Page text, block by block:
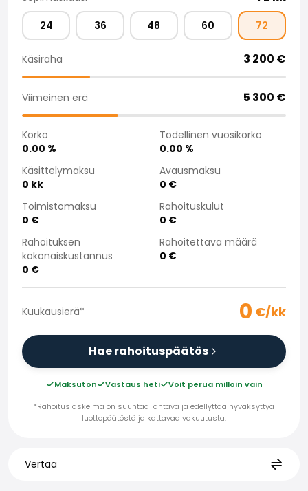
Saka Select
Uutiset ja kampanjat
Yritys
Saka Finland Oy
Hallinto
Ostotiimi
Yhteydenotto
Rekrytointi
Medialle
Reklamaatiot
24 36 48 60 72
Käsiraha 3 200 €
Viimeinen erä 5 300 €
Korko
0.00 %
Todellinen vuosikorko
0.00 %
Käsittelymaksu
0 kk
Avausmaksu
0 €
Toimistomaksu
0 €
Rahoituskulut
0 €
Rahoituksen
kokonaiskustannus
0 €
Rahoitettava määrä
0 €
Kuukausierä* 0 €/kk
Hae rahoituspäätös
Maksuton Vastaus heti
Voit perua milloin vain
*Rahoituslaskelma on suuntaa-antava ja edellyttää hyväksyttyä
luottopäätöstä ja kattavaa vakuutusta.
Vertaa